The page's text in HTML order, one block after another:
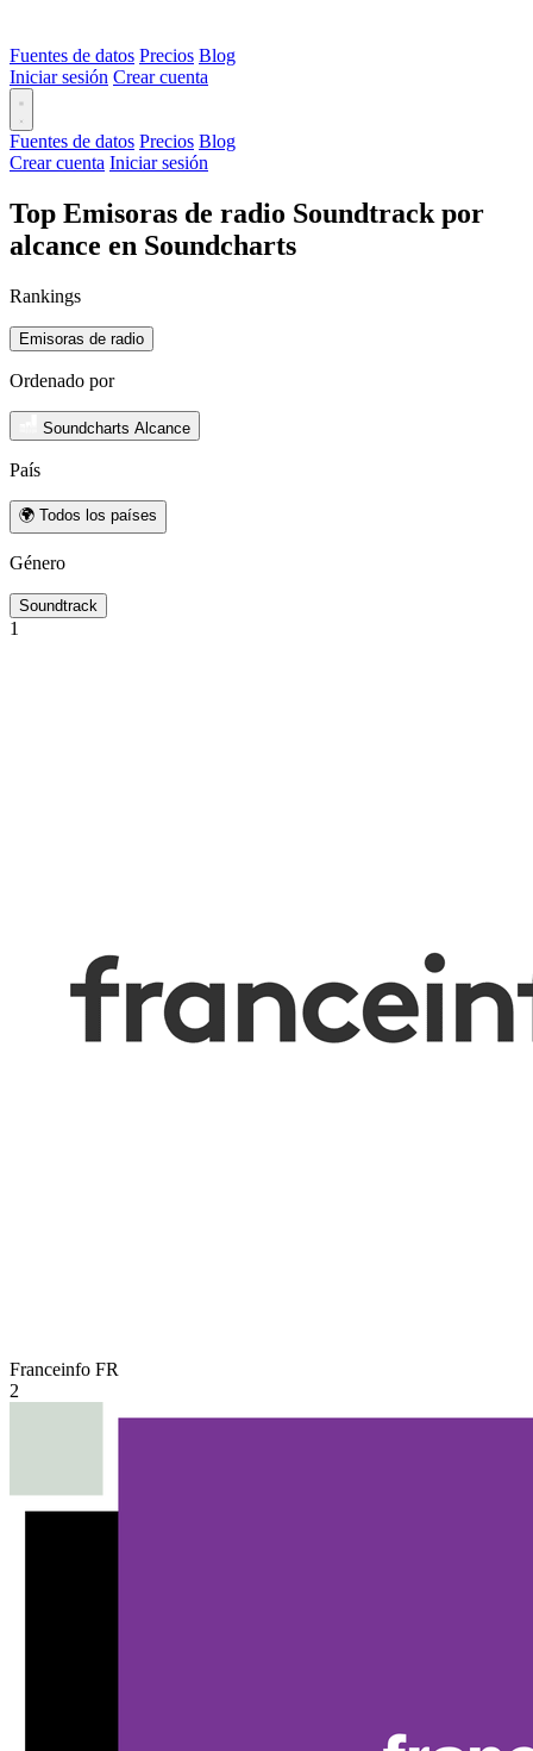
Fuentes de datos Precios Blog
Iniciar sesión Crear cuenta
Fuentes de datos Precios Blog
Crear cuenta Iniciar sesión
Top Emisoras de radio Soundtrack por
alcance en Soundcharts
Rankings
Emisoras de radio
Ordenado por
Soundcharts Alcance
País
🌍 Todos los países
Género
Soundtrack
1
Franceinfo FR
2